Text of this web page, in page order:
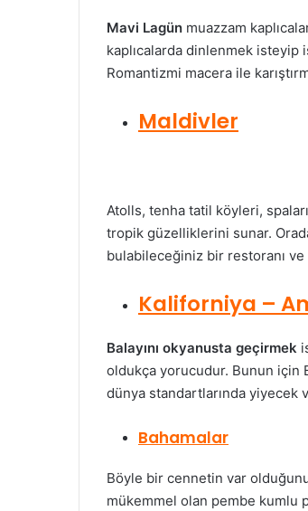
Mavi Lagün muazzam
kaplıcalarda dinlenmek isteyip
Romantizmi macera ile
Maldivler
Atolls, tenha tatil köyleri,
tropik güzelliklerini sunar.
bulabileceğiniz bir restoranı ve
Kaliforniya –
Balayını okyanusta geçirmek
oldukça yorucudur. Bunun
dünya standartlarında yiyecek
Bahamalar
Böyle bir cennetin var
mükemmel olan pembe kumlu